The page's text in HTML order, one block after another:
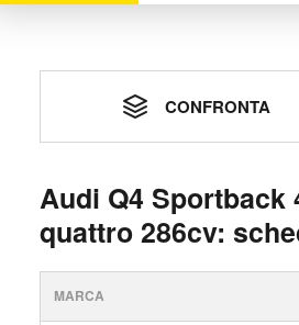
CONFRONTA
Audi Q4 Sportback
quattro 286cv:
MARCA